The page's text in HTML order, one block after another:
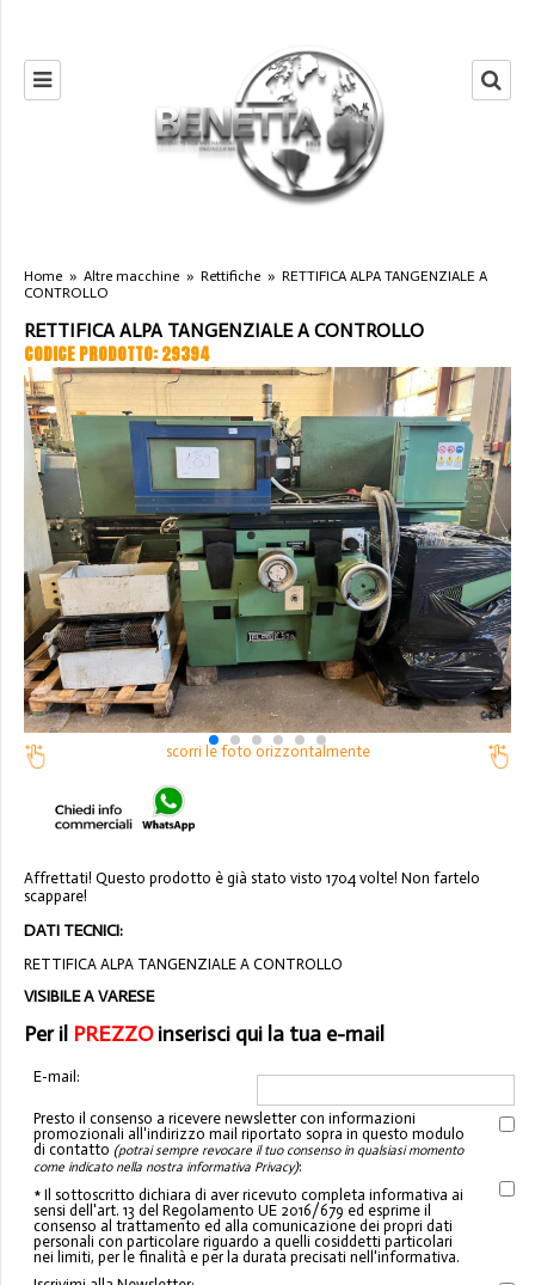
Home » Altre macchine » Rettifiche » RETTIFICA ALPA TANGENZIALE A
CONTROLLO
RETTIFICA ALPA TANGENZIALE A CONTROLLO
CODICE PRODOTTO: 29394
scorri le foto orizzontalmente
Affrettati! Questo prodotto è già stato visto 1704 volte! Non fartelo
scappare!
DATI TECNICI:
RETTIFICA ALPA TANGENZIALE A CONTROLLO
VISIBILE A VARESE
Per il PREZZOinserisci qui la tua e-mail
E-mail:
Presto il consenso a ricevere newsletter con informazioni
promozionali all'indirizzo mail riportato sopra in questo modulo
di contatto (potrai sempre revocare il tuo consenso in qualsiasi momento
come indicato nella nostra informativa Privacy):
* Il sottoscritto dichiara di aver ricevuto completa informativa ai
sensi dell'art. 13 del Regolamento UE 2016/679 ed esprime il
consenso al trattamento ed alla comunicazione dei propri dati
personali con particolare riguardo a quelli cosiddetti particolari
nei limiti, per le finalità e per la durata precisati nell'informativa.